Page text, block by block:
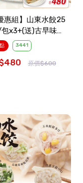
惠組】山東水餃25
x3+(送)古早味蘿
蔔糕1包
3441
原價$600